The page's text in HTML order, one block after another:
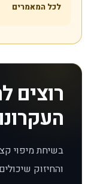
לכל המאמרים
רוצים
בשיחת מיפוי
והחיזוק